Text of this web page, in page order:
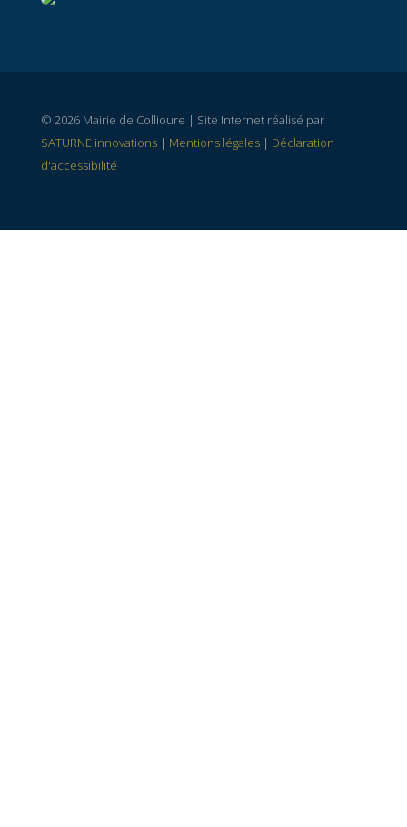
© 2026 Mairie de Collioure | Site Internet réalisé par
SATURNE innovations| Mentions légales| Déclaration
d'accessibilité